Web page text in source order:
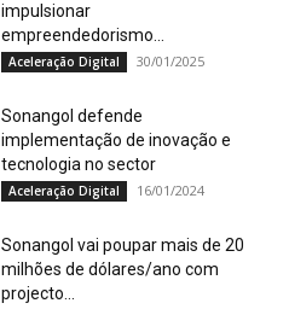
impulsionar
empreendedorismo...
Aceleração Digital 30/01/2025
Sonangol defende
implementação de inovação e
tecnologia no sector
Aceleração Digital 16/01/2024
Sonangol vai poupar mais de 20
milhões de dólares/ano com
projecto...